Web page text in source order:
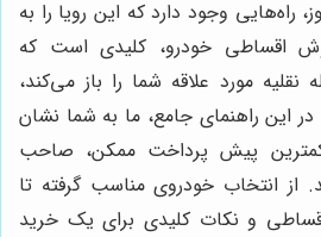
راه‌هایی وجود دارد که این رویا را به
اقساطی خودرو، کلیدی است که
مورد علاقه شما را باز می‌کند،
این راهنمای جامع، ما به شما نشان
پیش پرداخت ممکن، صاحب
از انتخاب خودروی مناسب گرفته تا
و نکات کلیدی برای یک خرید